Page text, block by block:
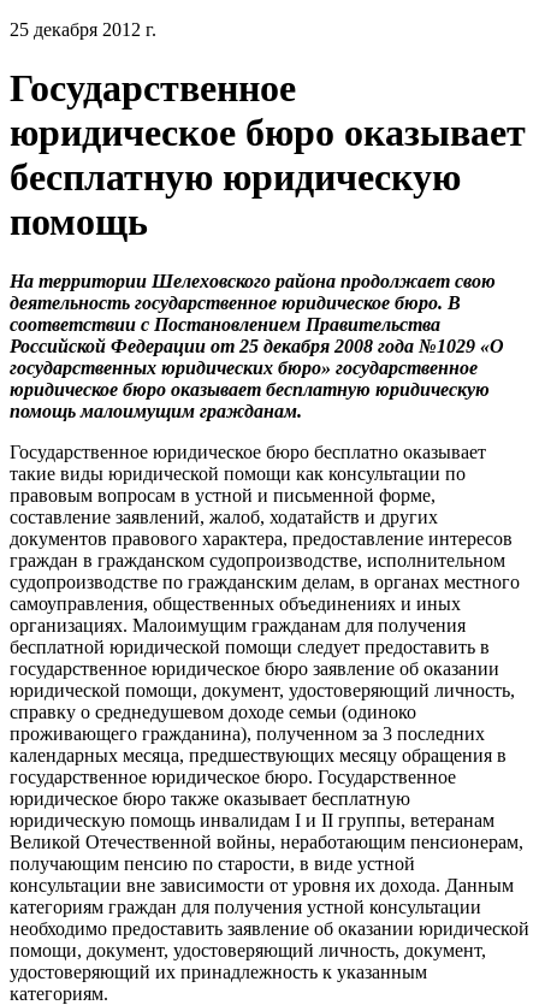
25 декабря 2012 г.
Государственное
юридическое бюро оказывает
бесплатную юридическую
помощь
На территории Шелеховского района продолжает свою
деятельность государственное юридическое бюро. В
соответствии с Постановлением Правительства
Российской Федерации от 25 декабря 2008 года №1029 «О
государственных юридических бюро» государственное
юридическое бюро оказывает бесплатную юридическую
помощь малоимущим гражданам.
Государственное юридическое бюро бесплатно оказывает
такие виды юридической помощи как консультации по
правовым вопросам в устной и письменной форме,
составление заявлений, жалоб, ходатайств и других
документов правового характера, предоставление интересов
граждан в гражданском судопроизводстве, исполнительном
судопроизводстве по гражданским делам, в органах местного
самоуправления, общественных объединениях и иных
организациях. Малоимущим гражданам для получения
бесплатной юридической помощи следует предоставить в
государственное юридическое бюро заявление об оказании
юридической помощи, документ, удостоверяющий личность,
справку о среднедушевом доходе семьи (одиноко
проживающего гражданина), полученном за 3 последних
календарных месяца, предшествующих месяцу обращения в
государственное юридическое бюро. Государственное
юридическое бюро также оказывает бесплатную
юридическую помощь инвалидам I и II группы, ветеранам
Великой Отечественной войны, неработающим пенсионерам,
получающим пенсию по старости, в виде устной
консультации вне зависимости от уровня их дохода. Данным
категориям граждан для получения устной консультации
необходимо предоставить заявление об оказании юридической
помощи, документ, удостоверяющий личность, документ,
удостоверяющий их принадлежность к указанным
категориям.